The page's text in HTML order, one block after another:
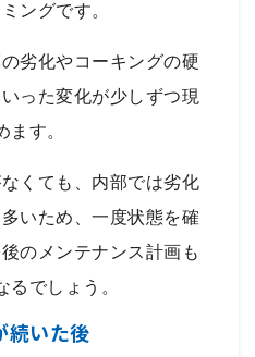
ングです。
劣化やコーキングの硬
った変化が少しずつ現
ます。
くても、内部では劣化
いため、一度状態を確
のメンテナンス計画も
るでしょう。
続いた後